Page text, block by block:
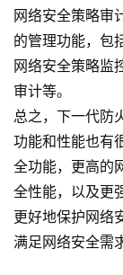
网络安全策略审
的管理功能，包
网络安全策略监
审计等。
总之，下一代防
功能和性能也有
全功能，更高的
全性能，以及更
更好地保护网络
满足网络安全需